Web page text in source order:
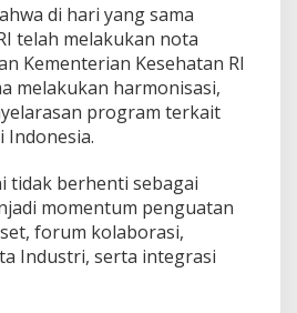
di hari yang sama
telah melakukan nota
Kementerian Kesehatan RI
melakukan harmonisasi,
program terkait
Indonesia.
tidak berhenti sebagai
momentum penguatan
forum kolaborasi,
Industri, serta integrasi